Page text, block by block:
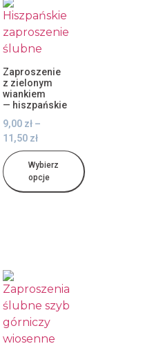
Zaproszenie
z zielonym
wiankiem
— hiszpańskie
9,00 zł –
11,50 zł
Wybierz
opcje